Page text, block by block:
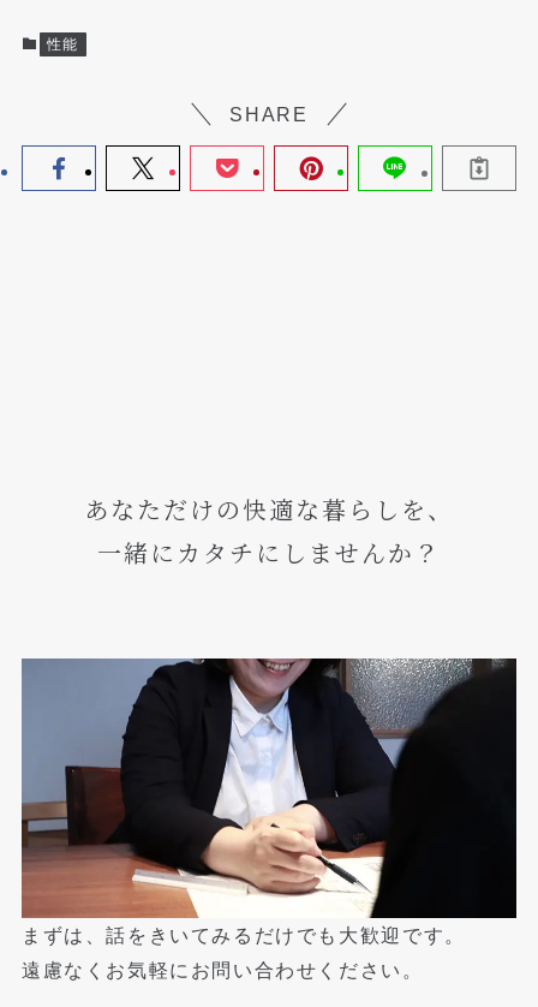
性能
SHARE
あなただけの快適な暮らしを、
一緒にカタチにしませんか？
まずは、話をきいてみるだけでも大歓迎です。
遠慮なくお気軽にお問い合わせください。